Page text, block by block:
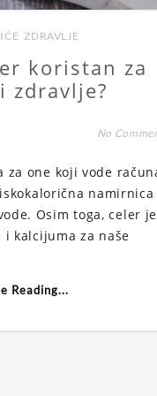
ZDRAVLJE
koristan za
zdravlje?
No
za one koji vode
namirnica
Osim toga, celer je
kalcijuma za naše
Reading...